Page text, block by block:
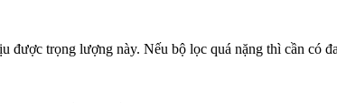
được trọng lượng này. Nếu bộ lọc quá nặng thì cần có